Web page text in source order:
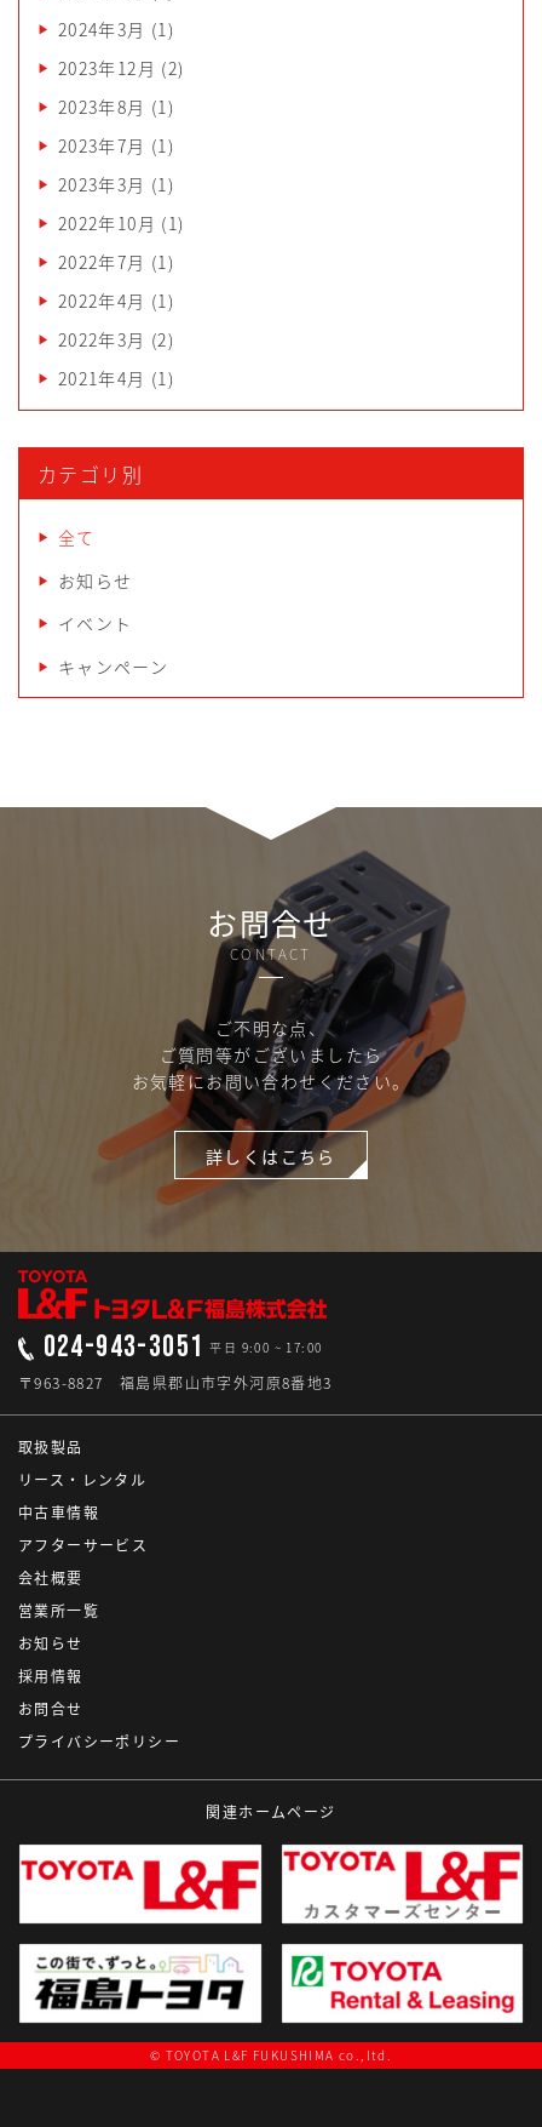
2024年3月 (1)
2023年12月 (2)
2023年8月 (1)
2023年7月 (1)
2023年3月 (1)
2022年10月 (1)
2022年7月 (1)
2022年4月 (1)
2022年3月 (2)
2021年4月 (1)
カテゴリ別
全て
お知らせ
イベント
キャンペーン
お問合せ
CONTACT
ご不明な点、
ご質問等がございましたら
お気軽にお問い合わせください。
詳しくはこちら
024-943-3051 平日 9:00 ~ 17:00
〒963-8827 福島県郡山市字外河原8番地3
取扱製品
リース・レンタル
中古車情報
アフターサービス
会社概要
営業所一覧
お知らせ
採用情報
お問合せ
プライバシーポリシー
関連ホームページ
© TOYOTA L&F FUKUSHIMA co.,ltd.